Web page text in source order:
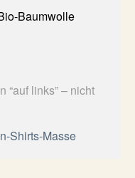
Baumwolle
“auf links” – nicht